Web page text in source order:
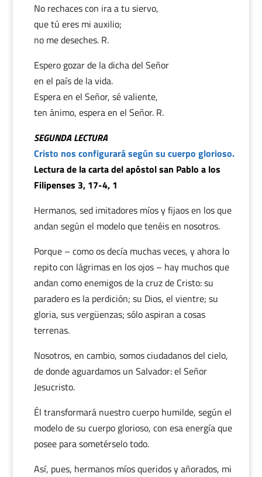
No rechaces con ira a tu siervo,
que tú eres mi auxilio;
no me deseches. R.
Espero gozar de la dicha del Señor
en el país de la vida.
Espera en el Señor, sé valiente,
ten ánimo, espera en el Señor. R.
SEGUNDA LECTURA
Cristo nos configurará según su cuerpo glorioso.
Lectura de la carta del apóstol san Pablo a los
Filipenses 3, 17-4, 1
Hermanos, sed imitadores míos y fijaos en los que
andan según el modelo que tenéis en nosotros.
Porque – como os decía muchas veces, y ahora lo
repito con lágrimas en los ojos – hay muchos que
andan como enemigos de la cruz de Cristo: su
paradero es la perdición; su Dios, el vientre; su
gloria, sus vergüenzas; sólo aspiran a cosas
terrenas.
Nosotros, en cambio, somos ciudadanos del cielo,
de donde aguardamos un Salvador: el Señor
Jesucristo.
Él transformará nuestro cuerpo humilde, según el
modelo de su cuerpo glorioso, con esa energía que
posee para sometérselo todo.
Así, pues, hermanos míos queridos y añorados, mi